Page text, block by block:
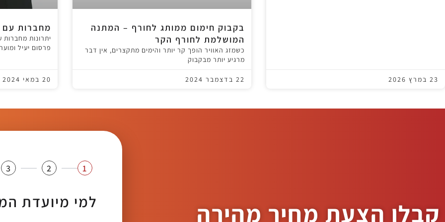
23 במרץ 2026
בקבוק חימום ממותג לחורף – המתנה
המושלמת לחורף הקר
כשמזג האוויר הופך קר יותר והימים מתקצרים, אין דבר
מרגיע יותר מבקבוק
22 בדצמבר 2024
מחברות עם
יתרונות מחברות
פרסום יעיל
20 במאי 2024
קבלו הצעת מחיר מהירה
1
2
3
למי מיועדת